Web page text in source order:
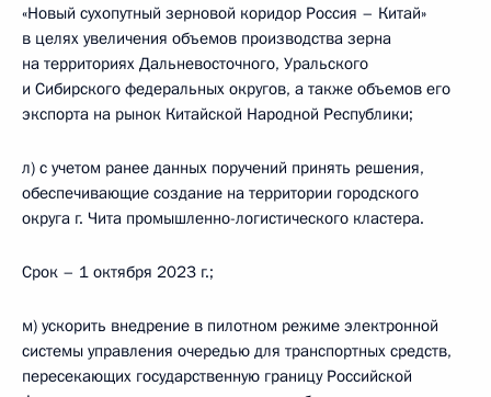
«Новый сухопутный зерновой коридор Россия – Китай»
в целях увеличения объемов производства зерна
на территориях Дальневосточного, Уральского
и Сибирского федеральных округов, а также объемов его
экспорта на рынок Китайской Народной Республики;
л) с учетом ранее данных поручений принять решения,
обеспечивающие создание на территории городского
округа г. Чита промышленно-логистического кластера.
Срок – 1 октября 2023 г.;
м) ускорить внедрение в пилотном режиме электронной
системы управления очередью для транспортных средств,
пересекающих государственную границу Российской